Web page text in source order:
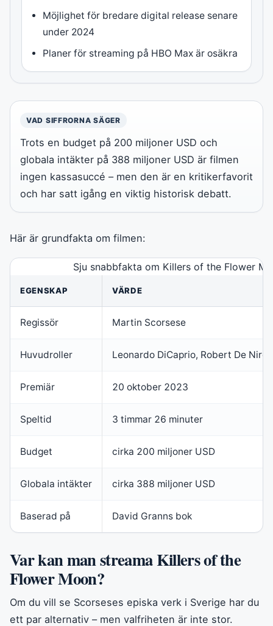
Möjlighet för bredare digital release senare
under 2024
Planer för streaming på HBO Max är osäkra
VAD SIFFRORNA SÄGER
Trots en budget på 200 miljoner USD och
globala intäkter på 388 miljoner USD är filmen
ingen kassasuccé – men den är en kritikerfavorit
och har satt igång en viktig historisk debatt.
Här är grundfakta om filmen:
Sju snabbfakta om Killers of the Flower
EGENSKAP VÄRDE
Regissör Martin Scorsese
Huvudroller Leonardo DiCaprio, Robert De
Premiär 20 oktober 2023
Speltid 3 timmar 26 minuter
Budget cirka 200 miljoner USD
Globala intäkter cirka 388 miljoner USD
Baserad på David Granns bok
Var kan man streama Killers of the
Flower Moon?
Om du vill se Scorseses episka verk i Sverige har du
ett par alternativ – men valfriheten är inte stor.